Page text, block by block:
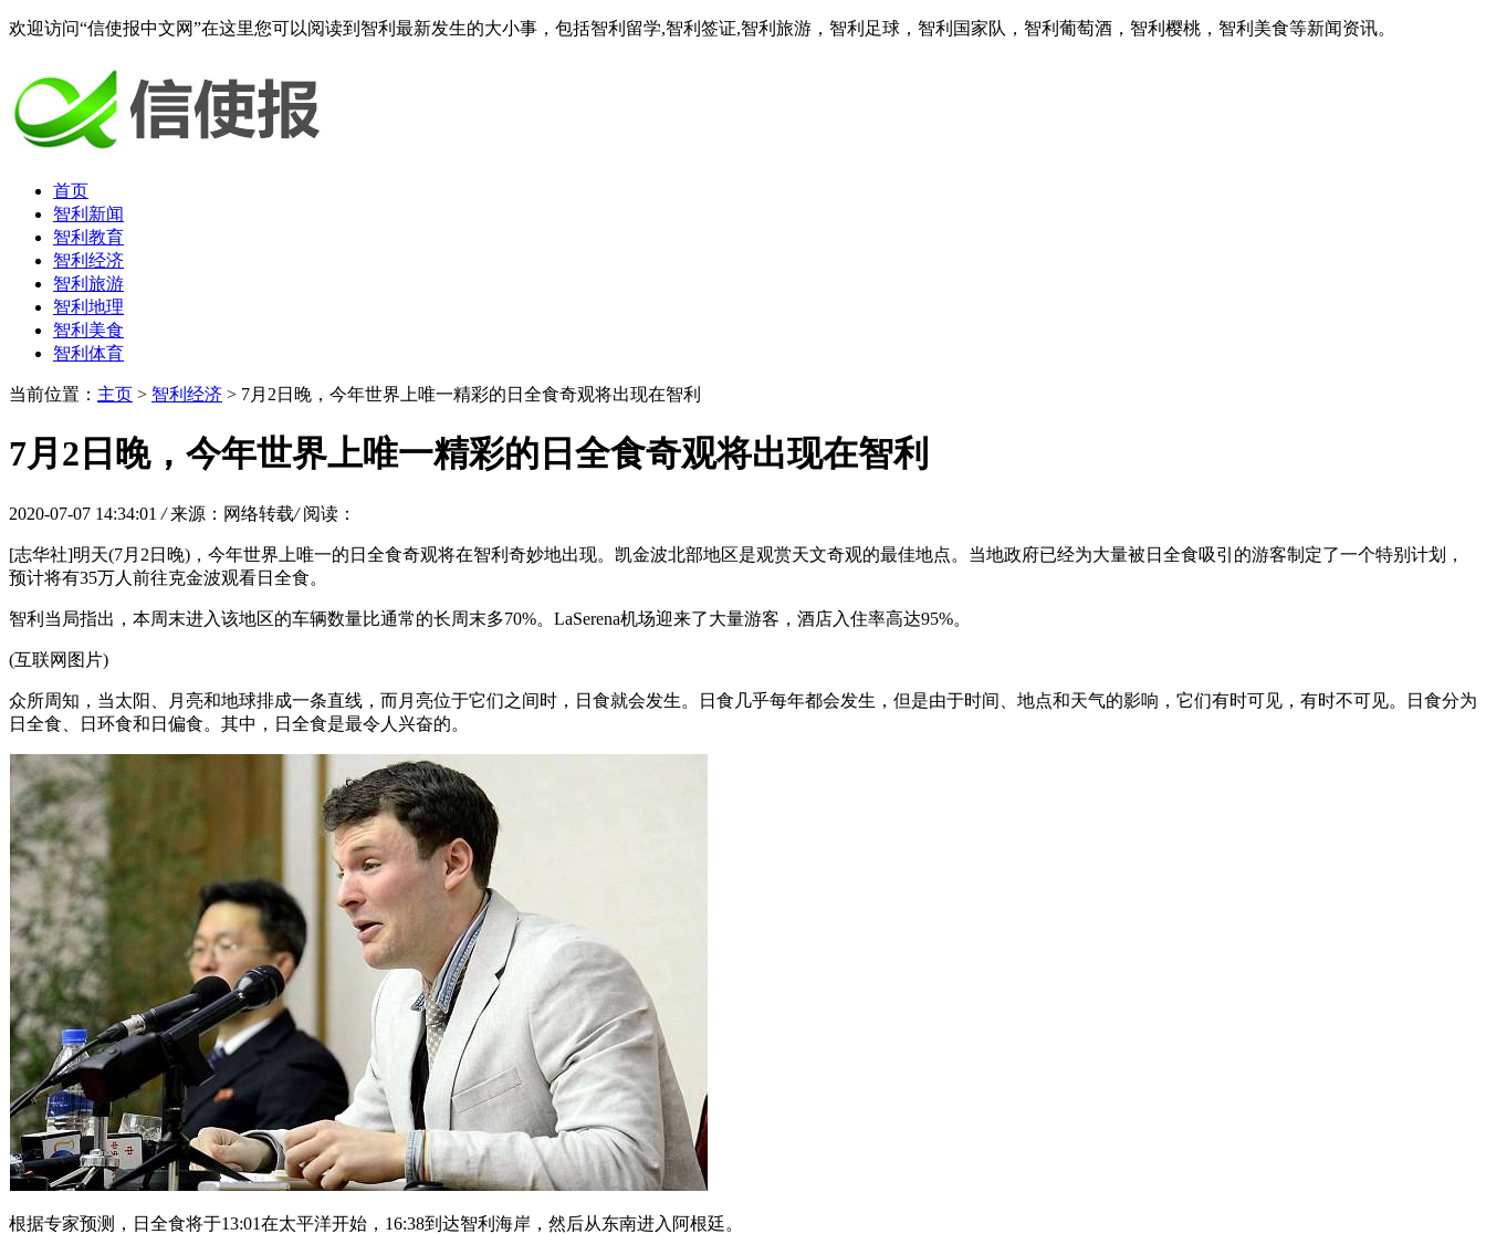
欢迎访问“信使报中文网”在这里您可以阅读到智利最新发生的大小事，包括智利留学,智利签证,智利旅游，智利足球，智利国家队，智利葡萄酒，智利樱桃，智利美食等新闻资讯。
首页
智利新闻
智利教育
智利经济
智利旅游
智利地理
智利美食
智利体育
当前位置： 主页 > 智利经济 > 7月2日晚，今年世界上唯一精彩的日全食奇观将出现在智利
7月2日晚，今年世界上唯一精彩的日全食奇观将出现在智利
2020-07-07 14:34:01 / 来源：网络转载/ 阅读：
[志华社]明天(7月2日晚)，今年世界上唯一的日全食奇观将在智利奇妙地出现。凯金波北部地区是观赏天文奇观的最佳地点。当地政府已经为大量被日全食吸引的游客制定了一个特别计划，
预计将有35万人前往克金波观看日全食。
智利当局指出，本周末进入该地区的车辆数量比通常的长周末多70%。LaSerena机场迎来了大量游客，酒店入住率高达95%。
(互联网图片)
众所周知，当太阳、月亮和地球排成一条直线，而月亮位于它们之间时，日食就会发生。日食几乎每年都会发生，但是由于时间、地点和天气的影响，它们有时可见，有时不可见。日食分为
日全食、日环食和日偏食。其中，日全食是最令人兴奋的。
根据专家预测，日全食将于13:01在太平洋开始，16:38到达智利海岸，然后从东南进入阿根廷。